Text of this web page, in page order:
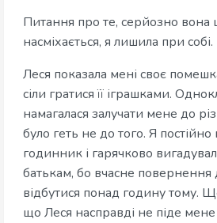
Питання про те, серйозно вона
насміхається, я лишила при собі.
Леся показала мені своє
сіли гратися її іграшками.
намагалася залучати мене до
було геть не до того. Я
годинник і гарячково
батькам, бо вчасне
відбутися понад годину тому.
що Леся насправді не піде